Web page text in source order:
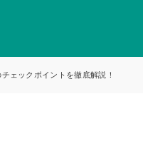
ェックポイントを徹底解説！